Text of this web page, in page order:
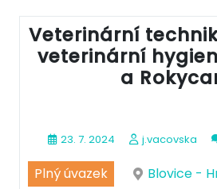
Veterinární
veterinární
a
23. 7. 2024 j.vacovska
Plný úvazek
Blovice -